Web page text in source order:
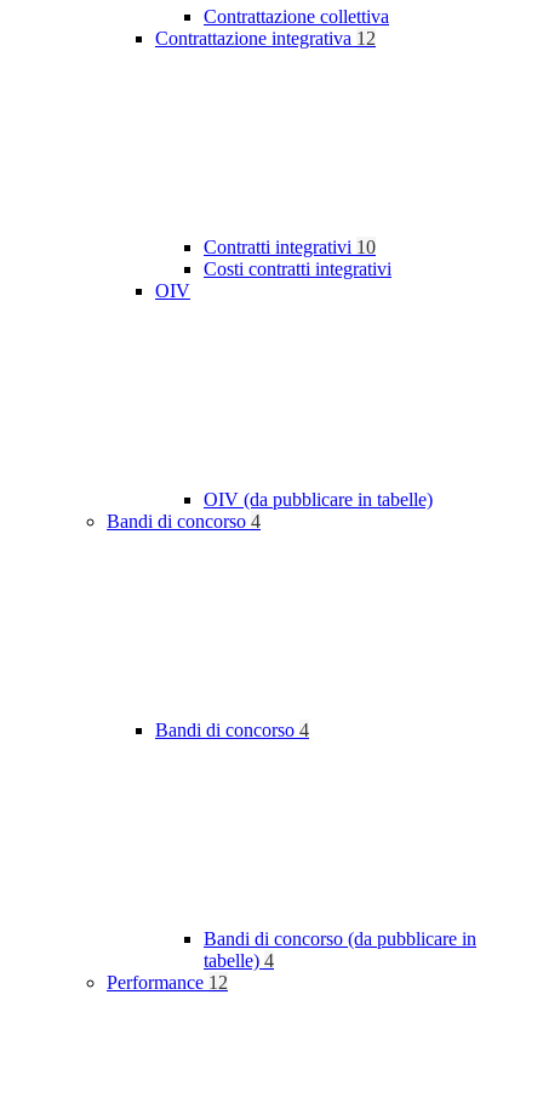
Contrattazione collettiva
Contrattazione integrativa 12
Contratti integrativi 10
Costi contratti integrativi
OIV
OIV (da pubblicare in tabelle)
Bandi di concorso 4
Bandi di concorso 4
Bandi di concorso (da pubblicare in
tabelle) 4
Performance 12